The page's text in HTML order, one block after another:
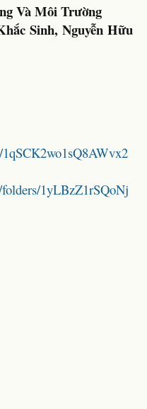
Và Môi Trường
Sinh, Nguyễn Hữu
1yLBzZ1rSQoNj